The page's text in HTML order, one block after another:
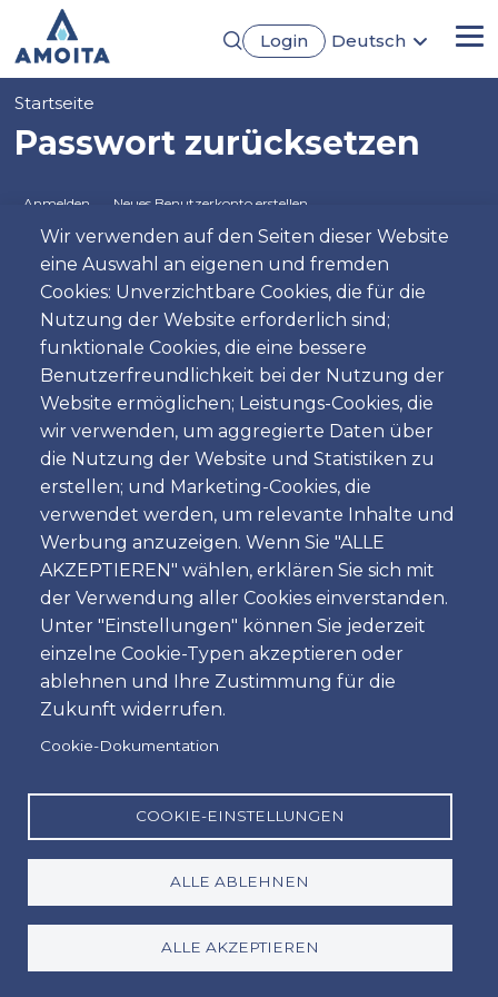
Inhalt
Login
Deutsch
Wir verwenden auf den Seiten dieser Website
eine Auswahl an eigenen und fremden
Cookies: Unverzichtbare Cookies, die für die
Nutzung der Website erforderlich sind;
funktionale Cookies, die eine bessere
Benutzerfreundlichkeit bei der Nutzung der
Website ermöglichen; Leistungs-Cookies, die
wir verwenden, um aggregierte Daten über
die Nutzung der Website und Statistiken zu
erstellen; und Marketing-Cookies, die
verwendet werden, um relevante Inhalte und
Werbung anzuzeigen. Wenn Sie "ALLE
AKZEPTIEREN" wählen, erklären Sie sich mit
der Verwendung aller Cookies einverstanden.
Unter "Einstellungen" können Sie jederzeit
einzelne Cookie-Typen akzeptieren oder
ablehnen und Ihre Zustimmung für die
Zukunft widerrufen.
Cookie-Dokumentation
COOKIE-EINSTELLUNGEN
ALLE ABLEHNEN
ALLE AKZEPTIEREN
Pfadnavigation
Startseite
Passwort zurücksetzen
Primäre
Reiter
Anmelden Neues Benutzerkonto erstellen
Passwort zurücksetzen
Benutzername oder E-Mail-Adresse
Anweisungen zum Zurücksetzen Ihres Passworts
werden an die E-Mail-Adresse gesendet, die Sie in
Ihrem Benutzerkonto hinterlegt haben.
Amoita Car Rental
möchten, sind Sie bei uns genau richtig! Qualität
trifft auf Wert und persönlichen Service – das
erhalten Sie nur bei einer Direktbuchung bei
Amoita Car Hire Portugal. Buchen Sie direkt bei
persönlichen Service vor Ort – zum besten Preis
und mit garantiert hochwertigem Kundenservice.